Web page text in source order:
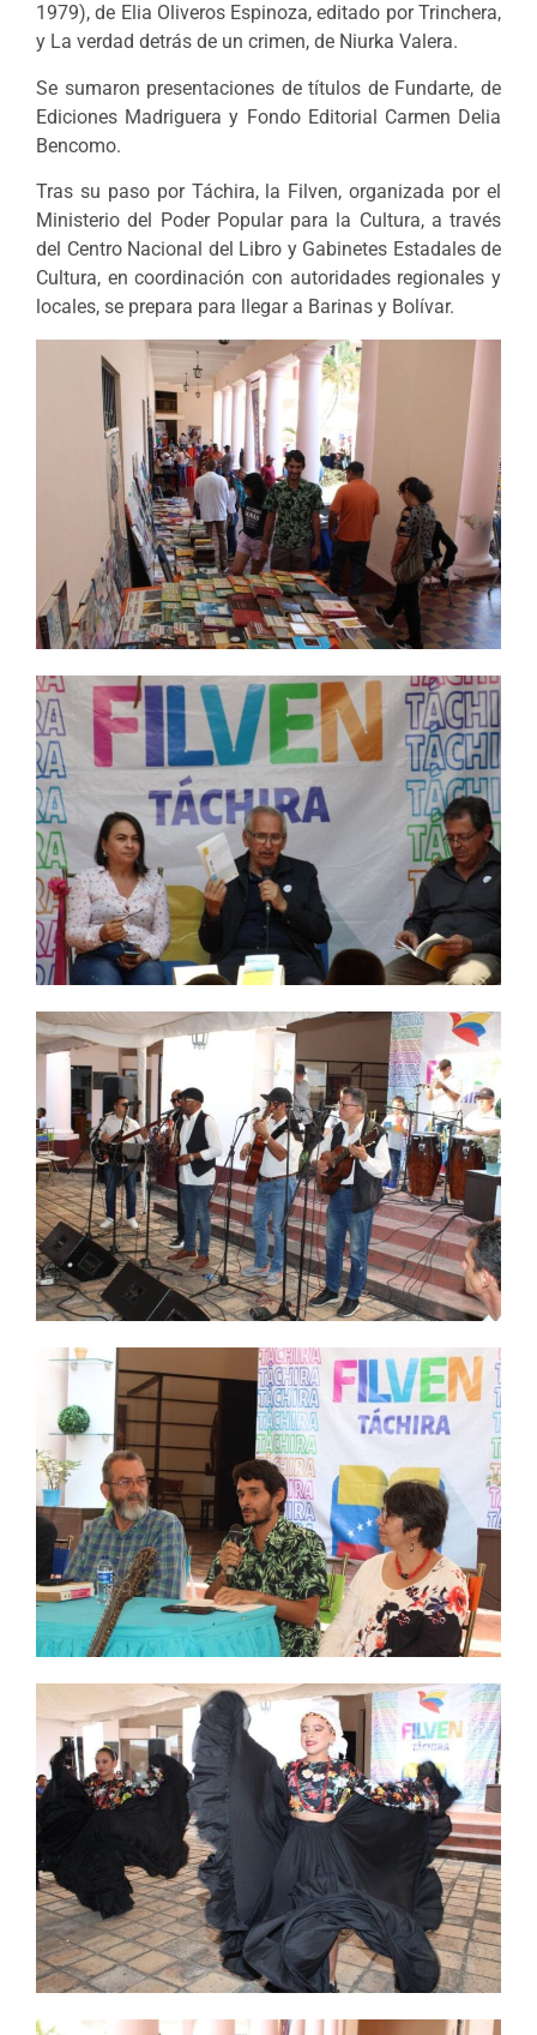
1979), de Elia Oliveros Espinoza, editado por Trinchera,
y La verdad detrás de un crimen, de Niurka Valera.
Se sumaron presentaciones de títulos de Fundarte, de
Ediciones Madriguera y Fondo Editorial Carmen Delia
Bencomo.
Tras su paso por Táchira, la Filven, organizada por el
Ministerio del Poder Popular para la Cultura, a través
del Centro Nacional del Libro y Gabinetes Estadales de
Cultura, en coordinación con autoridades regionales y
locales, se prepara para llegar a Barinas y Bolívar.